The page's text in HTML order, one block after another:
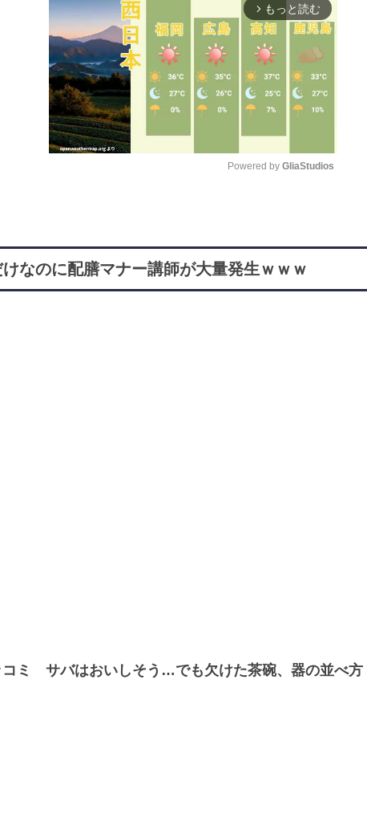
arrow_forward_ios もっと読む
e
Powered by GliaStudios
なのに配膳マナー講師が大量発生ｗｗｗ
コミ サバはおいしそう…でも欠けた茶碗、器の並べ方